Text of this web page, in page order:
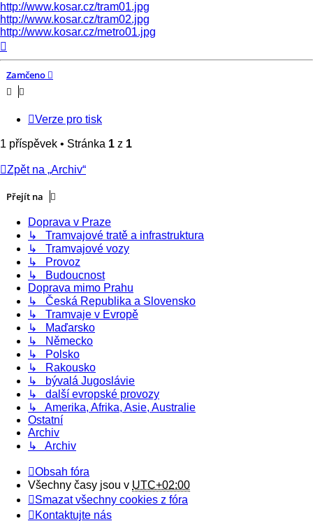
http://www.kosar.cz/tram01.jpg
http://www.kosar.cz/tram02.jpg
http://www.kosar.cz/metro01.jpg
Zamčeno
Verze pro tisk
1 příspěvek • Stránka 1 z 1
Zpět na „Archiv“
Přejít na
Doprava v Praze
↳ Tramvajové tratě a infrastruktura
↳ Tramvajové vozy
↳ Provoz
↳ Budoucnost
Doprava mimo Prahu
↳ Česká Republika a Slovensko
↳ Tramvaje v Evropě
↳ Maďarsko
↳ Německo
↳ Polsko
↳ Rakousko
↳ bývalá Jugoslávie
↳ další evropské provozy
↳ Amerika, Afrika, Asie, Australie
Ostatní
Archiv
↳ Archiv
Obsah fóra
Všechny časy jsou v UTC+02:00
Smazat všechny cookies z fóra
Kontaktujte nás